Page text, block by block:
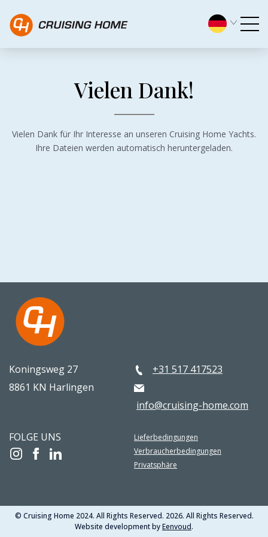
Vielen Dank - Cruising
Vielen Dank!
Vielen Dank für Ihr Interesse an unseren Cruising Home Yachts.
Ihre Dateien werden automatisch heruntergeladen.
Koningsweg 27
8861 KN Harlingen
+31 517 417523
info@cruising-home.com
Lieferbedingungen
Verbraucherbedingungen
Privatsphäre
FOLGE UNS
© Cruising Home 2024. All Rights Reserved. 2026. All Rights Reserved.
Website development byEenvoud.